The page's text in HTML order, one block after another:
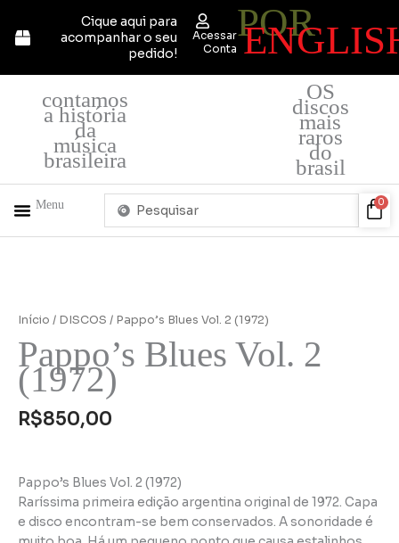
para
Cique aqui para
acompanhar o seu
pedido!
Acessar
Conta
POR
contamos
a história
da
música
brasileira
OS
discos
mais
raros
do
brasil
Menu
Pesquisar
0
Início / DISCOS / Pappo’s Blues Vol. 2 (1972)
Pappo’s Blues Vol. 2
(1972)
R$850,00
Pappo’s Blues Vol. 2 (1972)
Raríssima primeira edição argentina original de 1972. Capa
e disco encontram-se bem conservados. A sonoridade é